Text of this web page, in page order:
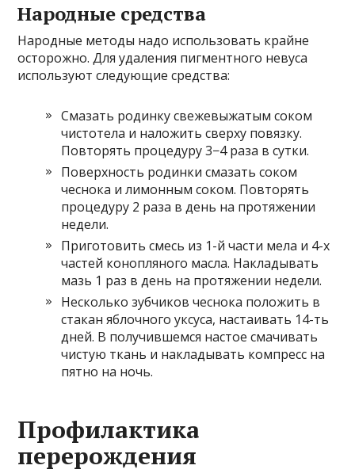
Народные средства
Народные методы надо использовать крайне
осторожно. Для удаления пигментного невуса
используют следующие средства:
Смазать родинку свежевыжатым соком
чистотела и наложить сверху повязку.
Повторять процедуру 3−4 раза в сутки.
Поверхность родинки смазать соком
чеснока и лимонным соком. Повторять
процедуру 2 раза в день на протяжении
недели.
Приготовить смесь из 1-й части мела и 4-х
частей конопляного масла. Накладывать
мазь 1 раз в день на протяжении недели.
Несколько зубчиков чеснока положить в
стакан яблочного уксуса, настаивать 14-ть
дней. В получившемся настое смачивать
чистую ткань и накладывать компресс на
пятно на ночь.
Профилактика
перерождения